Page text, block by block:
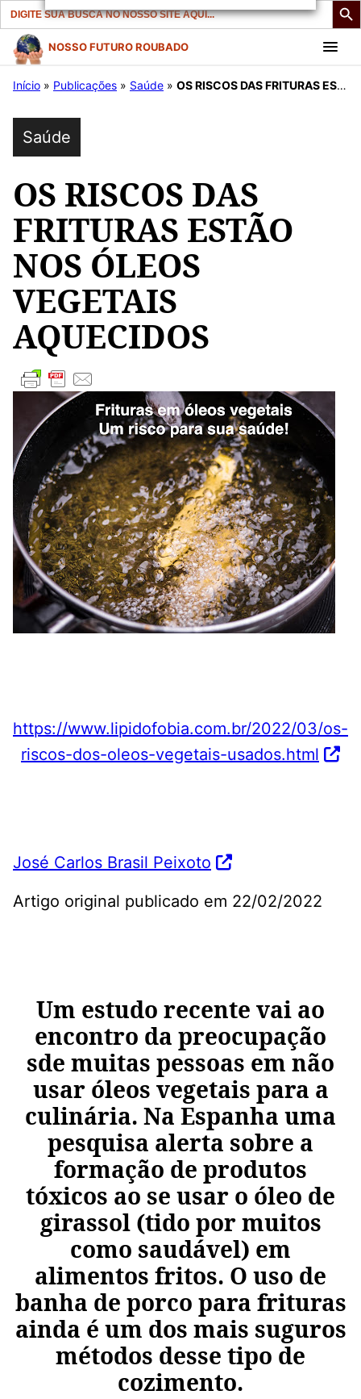
Search
for:
Pular
para
conteúdo
NOSSO FUTURO ROUBADO
Início » Publicações » Saúde » OS RISCOS DAS FRITURAS ESTÃO NOS ÓLEOS VEGETAIS AQUECIDOS
Saúde
OS RISCOS DAS
FRITURAS ESTÃO
NOS ÓLEOS
VEGETAIS
AQUECIDOS
https://www.lipidofobia.com.br/2022/03/os-
riscos-dos-oleos-vegetais-usados.html
José Carlos Brasil Peixoto
Artigo original publicado em 22/02/2022
Um estudo recente vai ao
encontro da preocupação
sde muitas pessoas em não
usar óleos vegetais para a
culinária. Na Espanha uma
pesquisa alerta sobre a
formação de produtos
tóxicos ao se usar o óleo de
girassol (tido por muitos
como saudável) em
alimentos fritos. O uso de
banha de porco para frituras
ainda é um dos mais suguros
métodos desse tipo de
cozimento.